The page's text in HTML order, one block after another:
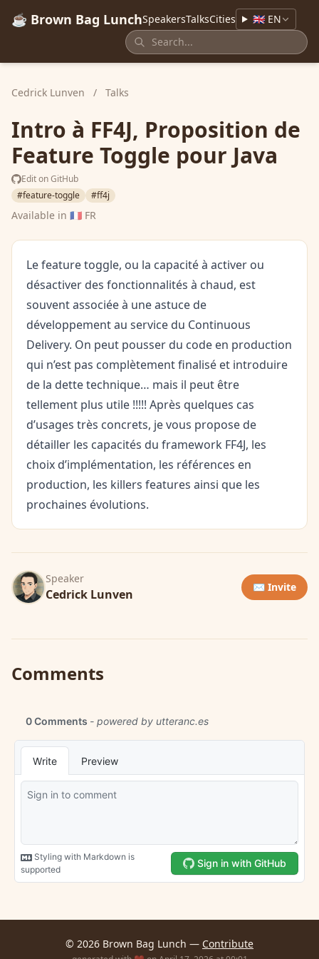
☕ Brown Bag LunchSpeakersTalksCities 🇬🇧 EN
Cedrick Lunven / Talks
Intro à FF4J, Proposition de
Feature Toggle pour Java
Edit on GitHub
#feature-toggle
#ff4j
Available in 🇫🇷 FR
Le feature toggle, ou la capacité à activer ou
désactiver des fonctionnalités à chaud, est
souvent associée à une astuce de
développement au service du Continuous
Delivery. On peut pousser du code en production
qui n’est pas complètement finalisé et introduire
de la dette technique… mais il peut être
tellement plus utile !!!!! Après quelques cas
d’usages très concrets, je vous propose de
détailler les capacités du framework FF4J, les
choix d’implémentation, les références en
production, les killers features ainsi que les
prochaines évolutions.
Speaker
Cedrick Lunven ✉️ Invite
Comments
© 2026 Brown Bag Lunch — Contribute